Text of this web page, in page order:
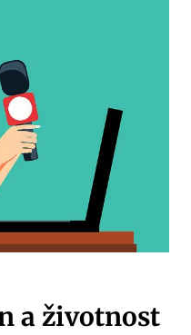
a životnost